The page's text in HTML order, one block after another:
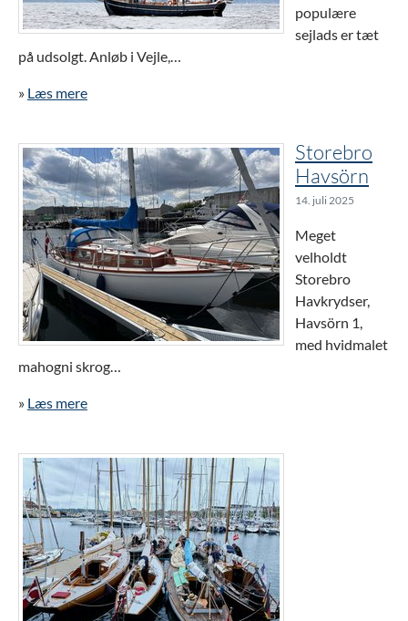
populære
sejlads er tæt
på udsolgt. Anløb i Vejle,…
» Læs mere
Storebro
Havsörn
14. juli 2025
Meget
velholdt
Storebro
Havkrydser,
Havsörn 1,
med hvidmalet
mahogni skrog…
» Læs mere